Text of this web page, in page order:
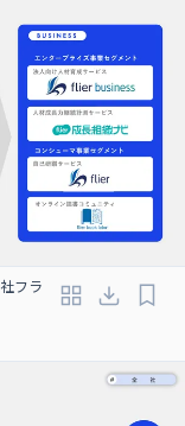
フラ